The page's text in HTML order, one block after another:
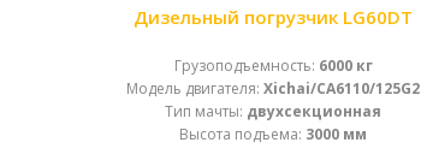
Дизельный погрузчик LG60DT
Грузоподъемность: 6000 кг
Модель двигателя:Xichai/CA6110/125G2
Тип мачты: двухсекционная
Высота подъема: 3000 мм